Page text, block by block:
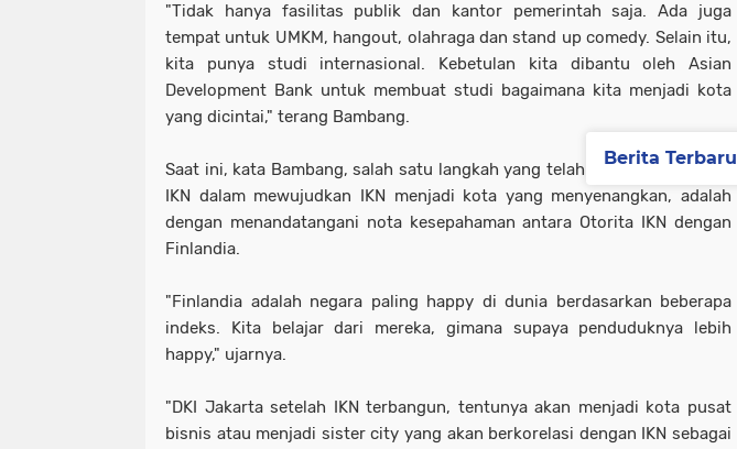
"Tidak hanya fasilitas publik dan kantor pemerintah saja. Ada juga
tempat untuk UMKM, hangout, olahraga dan stand up comedy. Selain itu,
kita punya studi internasional. Kebetulan kita dibantu oleh Asian
Development Bank untuk membuat studi bagaimana kita menjadi kota
yang dicintai," terang Bambang.
Saat ini, kata Bambang, salah satu langkah yang telah dilakukan Otoritas
IKN dalam mewujudkan IKN menjadi kota yang menyenangkan, adalah
dengan menandatangani nota kesepahaman antara Otorita IKN dengan
Finlandia.
"Finlandia adalah negara paling happy di dunia berdasarkan beberapa
indeks. Kita belajar dari mereka, gimana supaya penduduknya lebih
happy," ujarnya.
"DKI Jakarta setelah IKN terbangun, tentunya akan menjadi kota pusat
bisnis atau menjadi sister city yang akan berkorelasi dengan IKN sebagai
Berita Terbaru